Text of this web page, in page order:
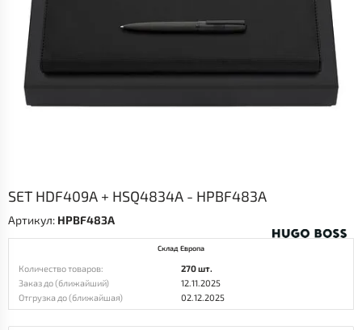
SET HDF409A + HSQ4834A - HPBF483A
Артикул: HPBF483A
Склад Европа
Количество товаров:
270 шт.
Заказ до (ближайший)
12.11.2025
Отгрузка до (ближайшая)
02.12.2025